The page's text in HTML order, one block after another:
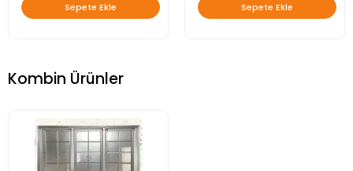
Sepete Ekle Sepete Ekle
Kombin Ürünler